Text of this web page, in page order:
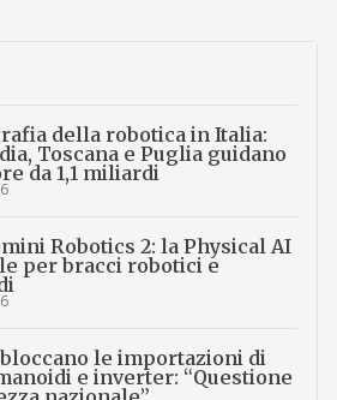
della robotica in Italia:
Toscana e Puglia guidano
da 1,1 miliardi
Robotics 2: la Physical AI
per bracci robotici e
bloccano le importazioni di
e inverter: “Questione